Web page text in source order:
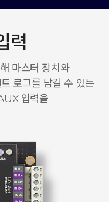
력
마스터 장치와
로그를 남길 수 있는
입력을